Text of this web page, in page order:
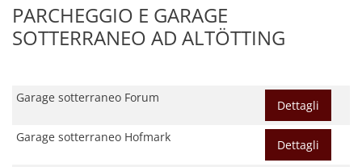
PARCHEGGIO E GARAGE
SOTTERRANEO AD ALTÖTTING
Garage sotterraneo Forum
Dettagli
Garage sotterraneo Hofmark
Dettagli